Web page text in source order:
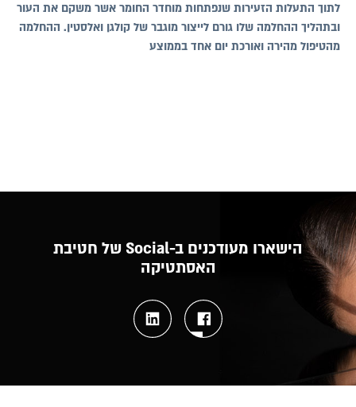
לתוך התעלות הזעירות שנפתחות מוחדר החומר אשר משקם את העור
ובתהליך ההחלמה שלו גורם לייצור מוגבר של קולגן ואלסטין. ההחלמה
מהטיפול מהירה ואורכת יום אחד בממוצע
הישארו מעודכנים ב-Social של חטיבת
האסתטיקה